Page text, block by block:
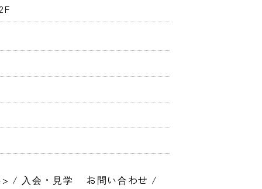
/ 入会・見学　 お問い合わせ /